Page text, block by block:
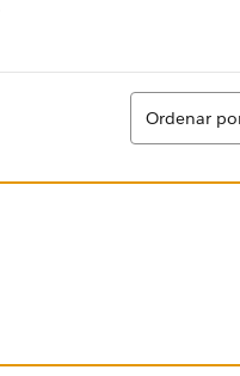
Ordenar
Ordenar